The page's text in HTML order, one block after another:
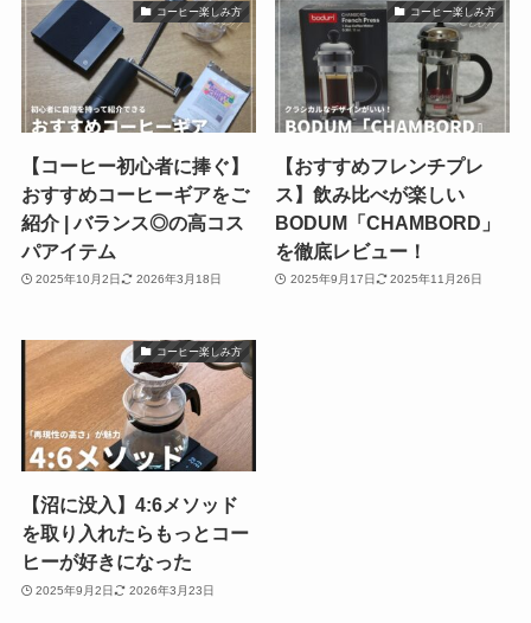
コーヒー楽しみ方
【コーヒー初心者に捧ぐ】
おすすめコーヒーギアをご
紹介 | バランス◎の高コス
パアイテム
2025年10月2日 2026年3月18日
コーヒー楽しみ方
【おすすめフレンチプレ
ス】飲み比べが楽しい
BODUM「CHAMBORD」
を徹底レビュー！
2025年9月17日 2025年11月26日
コーヒー楽しみ方
【沼に没入】4:6メソッド
を取り入れたらもっとコー
ヒーが好きになった
2025年9月2日 2026年3月23日